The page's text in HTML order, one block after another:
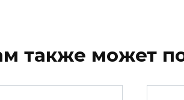
также может